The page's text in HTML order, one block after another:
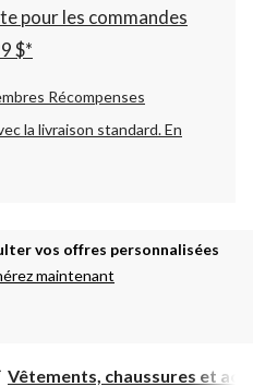
pour les commandes
$*
Récompenses
la livraison standard.En
vos offres personnalisées
maintenant
Vêtements, chaussures et